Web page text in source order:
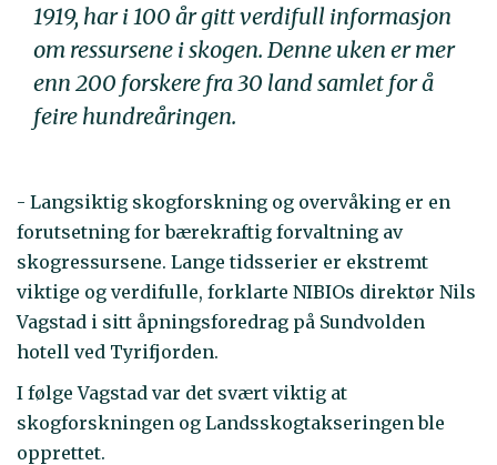
1919, har i 100 år gitt verdifull informasjon
om ressursene i skogen. Denne uken er mer
enn 200 forskere fra 30 land samlet for å
feire hundreåringen.
- Langsiktig skogforskning og overvåking er en
forutsetning for bærekraftig forvaltning av
skogressursene. Lange tidsserier er ekstremt
viktige og verdifulle, forklarte NIBIOs direktør Nils
Vagstad i sitt åpningsforedrag på Sundvolden
hotell ved Tyrifjorden.
I følge Vagstad var det svært viktig at
skogforskningen og Landsskogtakseringen ble
opprettet.